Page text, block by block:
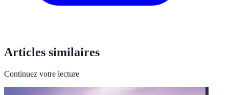
Articles similaires
Continuez votre lecture